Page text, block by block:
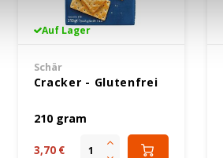
Auf Lager
Schär
Cracker - Glutenfrei
210 gram
3,70 €